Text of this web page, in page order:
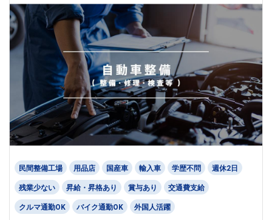
民間整備工場 用品店 国産車 輸入車 学歴不問 週休2日
残業少ない 昇給・昇格あり 賞与あり 交通費支給
クルマ通勤OK バイク通勤OK 外国人活躍